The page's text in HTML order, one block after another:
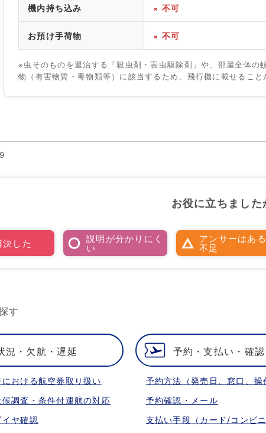
機内持ち込み × 不可
お預け手荷物 × 不可
※虫そのものを退治する「殺虫剤・害虫駆除剤」や、部屋全体の
物（有害物質・毒物類等）に該当するため、飛行機に載せること
お役に立ちました
決した
説明が分かりにく
い
アンサーはあ
不足
す
況・欠航・遅延
おける航空券取り扱い
調査・条件付運航の対応
ヤ確認
予約・支払い・確認
予約方法（発売日、窓口、操
予約確認・メール
支払い手段（カード/コンビ